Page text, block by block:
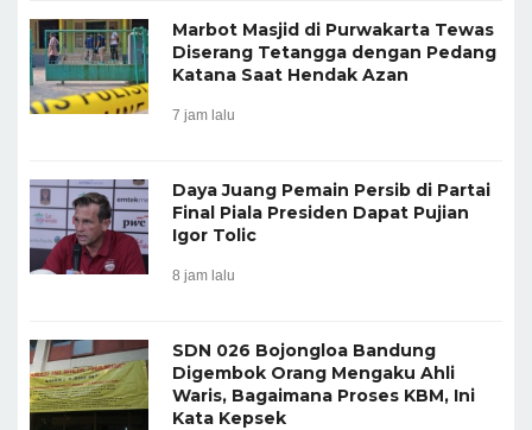
Marbot Masjid di Purwakarta Tewas
Diserang Tetangga dengan Pedang
Katana Saat Hendak Azan
7 jam lalu
Daya Juang Pemain Persib di Partai
Final Piala Presiden Dapat Pujian
Igor Tolic
8 jam lalu
SDN 026 Bojongloa Bandung
Digembok Orang Mengaku Ahli
Waris, Bagaimana Proses KBM, Ini
Kata Kepsek